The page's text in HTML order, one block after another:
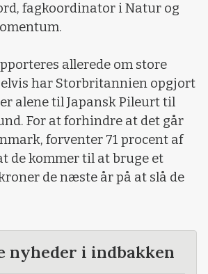
fagkoordinator i Natur og
allerede om store
har Storbritannien opgjort
alene til Japansk Pileurt til
For at forhindre at det går
forventer 71 procent af
de kommer til at bruge et
de næste år på at slå de
nyheder i indbakken